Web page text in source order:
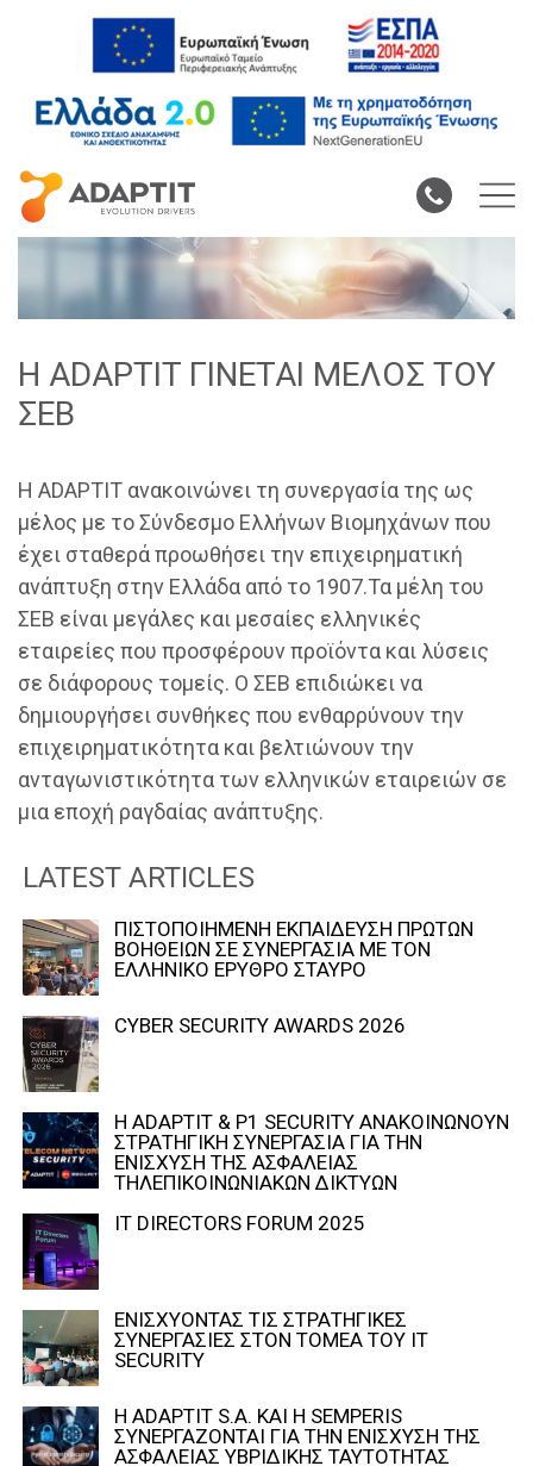
Η ADAPTIT ΓΙΝΕΤΑΙ ΜΕΛΟΣ ΤΟΥ
ΣΕΒ
Η ADAPTIT ανακοινώνει τη συνεργασία της ως
μέλος με το Σύνδεσμο Ελλήνων Βιομηχάνων που
έχει σταθερά προωθήσει την επιχειρηματική
ανάπτυξη στην Ελλάδα από το 1907.Τα μέλη του
ΣΕΒ είναι μεγάλες και μεσαίες ελληνικές
εταιρείες που προσφέρουν προϊόντα και λύσεις
σε διάφορους τομείς. Ο ΣΕΒ επιδιώκει να
δημιουργήσει συνθήκες που ενθαρρύνουν την
επιχειρηματικότητα και βελτιώνουν την
ανταγωνιστικότητα των ελληνικών εταιρειών σε
μια εποχή ραγδαίας ανάπτυξης.
LATEST ARTICLES
ΠΙΣΤΟΠΟΙΗΜΕΝΗ ΕΚΠΑΙΔΕΥΣΗ ΠΡΩΤΩΝ
ΒΟΗΘΕΙΩΝ ΣΕ ΣΥΝΕΡΓΑΣΙΑ ΜΕ ΤΟΝ
ΕΛΛΗΝΙΚΟ ΕΡΥΘΡΟ ΣΤΑΥΡΟ
CYBER SECURITY AWARDS 2026
Η ADAPTIT & P1 SECURITY ΑΝΑΚΟΙΝΩΝΟΥΝ
ΣΤΡΑΤΗΓΙΚΗ ΣΥΝΕΡΓΑΣΙΑ ΓΙΑ ΤΗΝ
ΕΝΙΣΧΥΣΗ ΤΗΣ ΑΣΦΑΛΕΙΑΣ
ΤΗΛΕΠΙΚΟΙΝΩΝΙΑΚΩΝ ΔΙΚΤΥΩΝ
IT DIRECTORS FORUM 2025
ΕΝΙΣΧΥΟΝΤΑΣ ΤΙΣ ΣΤΡΑΤΗΓΙΚΕΣ
ΣΥΝΕΡΓΑΣΙΕΣ ΣΤΟΝ ΤΟΜΕΑ ΤΟΥ IT
SECURITY
Η ADAPTIT S.A. ΚΑΙ Η SEMPERIS
ΣΥΝΕΡΓΑΖΟΝΤΑΙ ΓΙΑ ΤΗΝ ΕΝΙΣΧΥΣΗ ΤΗΣ
ΑΣΦΑΛΕΙΑΣ ΥΒΡΙΔΙΚΗΣ ΤΑΥΤΟΤΗΤΑΣ